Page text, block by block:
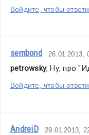
Войдите, чтобы
sembond 26.01.2013,
petrowsky, Ну, про
Войдите, чтобы
AndreiD 29.01.2013,